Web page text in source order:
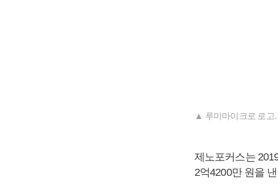
▲ 루미마이크로 로고.
제노포커스는
2억4200만 원을